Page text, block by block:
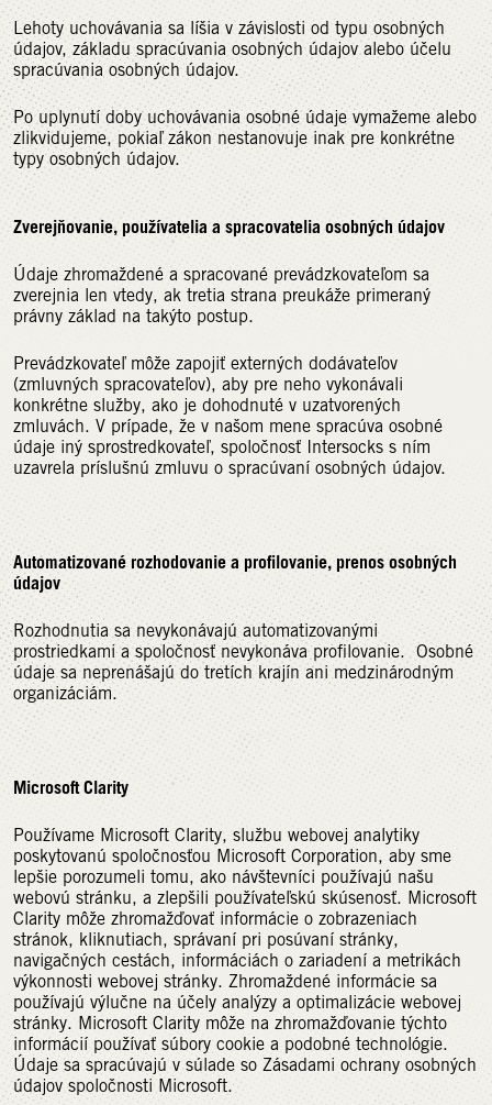
Lehoty uchovávania sa líšia v závislosti od typu osobných
údajov, základu spracúvania osobných údajov alebo účelu
spracúvania osobných údajov.
Po uplynutí doby uchovávania osobné údaje vymažeme alebo
zlikvidujeme, pokiaľ zákon nestanovuje inak pre konkrétne
typy osobných údajov.
Zverejňovanie, používatelia a spracovatelia osobných údajov
Údaje zhromaždené a spracované prevádzkovateľom sa
zverejnia len vtedy, ak tretia strana preukáže primeraný
právny základ na takýto postup.
Prevádzkovateľ môže zapojiť externých dodávateľov
(zmluvných spracovateľov), aby pre neho vykonávali
konkrétne služby, ako je dohodnuté v uzatvorených
zmluvách. V prípade, že v našom mene spracúva osobné
údaje iný sprostredkovateľ, spoločnosť Intersocks s ním
uzavrela príslušnú zmluvu o spracúvaní osobných údajov.
Automatizované rozhodovanie a profilovanie, prenos osobných
údajov
Rozhodnutia sa nevykonávajú automatizovanými
prostriedkami a spoločnosť nevykonáva profilovanie. Osobné
údaje sa neprenášajú do tretích krajín ani medzinárodným
organizáciám.
Microsoft Clarity
Používame Microsoft Clarity, službu webovej analytiky
poskytovanú spoločnosťou Microsoft Corporation, aby sme
lepšie porozumeli tomu, ako návštevníci používajú našu
webovú stránku, a zlepšili používateľskú skúsenosť. Microsoft
Clarity môže zhromažďovať informácie o zobrazeniach
stránok, kliknutiach, správaní pri posúvaní stránky,
navigačných cestách, informáciách o zariadení a metrikách
výkonnosti webovej stránky. Zhromaždené informácie sa
používajú výlučne na účely analýzy a optimalizácie webovej
stránky. Microsoft Clarity môže na zhromažďovanie týchto
informácií používať súbory cookie a podobné technológie.
Údaje sa spracúvajú v súlade so Zásadami ochrany osobných
údajov spoločnosti Microsoft.